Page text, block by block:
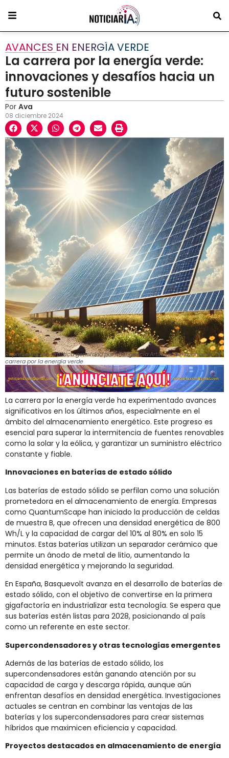
AVANCES EN ENERGÍA VERDE
La carrera por la energía verde:
innovaciones y desafíos hacia un
futuro sostenible
Por Ava
08 diciembre 2024
Representación artística generada por Inteligencia Artificial del avance de la
carrera por la energía verde
La carrera por la energía verde ha experimentado avances
significativos en los últimos años, especialmente en el
ámbito del almacenamiento energético. Este progreso es
esencial para superar la intermitencia de fuentes renovables
como la solar y la eólica, y garantizar un suministro eléctrico
constante y fiable.
Innovaciones en baterías de estado sólido
Las baterías de estado sólido se perfilan como una solución
prometedora en el almacenamiento de energía. Empresas
como QuantumScape han iniciado la producción de celdas
de muestra B, que ofrecen una densidad energética de 800
Wh/L y la capacidad de cargar del 10% al 80% en solo 15
minutos. Estas baterías utilizan un separador cerámico que
permite un ánodo de metal de litio, aumentando la
densidad energética y mejorando la seguridad.
En España, Basquevolt avanza en el desarrollo de baterías de
estado sólido, con el objetivo de convertirse en la primera
gigafactoría en industrializar esta tecnología. Se espera que
sus baterías estén listas para 2028, posicionando al país
como un referente en este sector.
Supercondensadores y otras tecnologías emergentes
Además de las baterías de estado sólido, los
supercondensadores están ganando atención por su
capacidad de carga y descarga rápida, aunque aún
enfrentan desafíos en densidad energética. Investigaciones
actuales se centran en combinar las ventajas de las
baterías y los supercondensadores para crear sistemas
híbridos que maximicen eficiencia y capacidad.
Proyectos destacados en almacenamiento de energía